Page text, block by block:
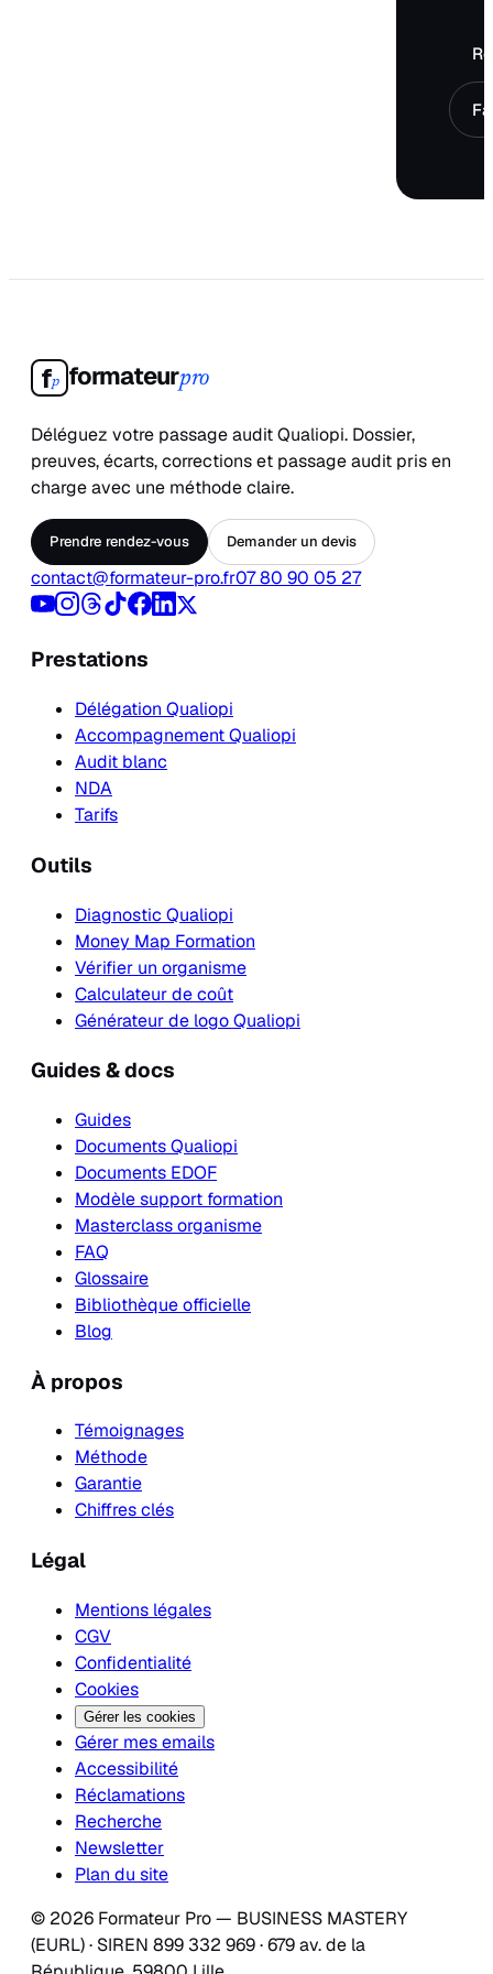
fp formateurpro
Déléguez votre passage audit Qualiopi. Dossier,
preuves, écarts, corrections et passage audit pris en
charge avec une méthode claire.
Prendre rendez-vous Demander un devis
contact@formateur-pro.fr07 80 90 05 27
Prestations
Délégation Qualiopi
Accompagnement Qualiopi
Audit blanc
NDA
Tarifs
Outils
Diagnostic Qualiopi
Money Map Formation
Vérifier un organisme
Calculateur de coût
Générateur de logo Qualiopi
Guides & docs
Guides
Documents Qualiopi
Documents EDOF
Modèle support formation
Masterclass organisme
FAQ
Glossaire
Bibliothèque officielle
Blog
À propos
Témoignages
Méthode
Garantie
Chiffres clés
Légal
Mentions légales
CGV
Confidentialité
Cookies
Gérer les cookies
Gérer mes emails
Accessibilité
Réclamations
Recherche
Newsletter
Plan du site
© 2026 Formateur Pro — BUSINESS MASTERY
(EURL) · SIREN 899 332 969 · 679 av. de la